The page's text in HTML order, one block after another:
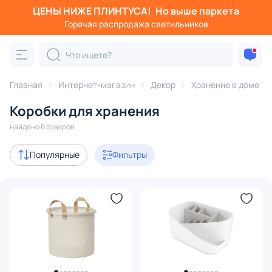
ЦЕНЫ НИЖЕ ПЛИНТУСА! Но выше паркета
Горячая распродажа светильников
Главная Интернет-магазин Декор Хранение в доме
Коробки для хранения
найдено 6 товаров
Популярные Фильтры
Фильтры
Категория: Хранение в доме
органайзеры коробки для хранения емкости для
Акции 2
В наличии 3